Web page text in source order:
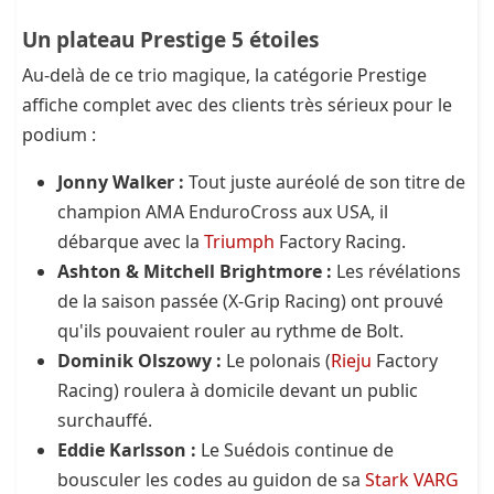
Un plateau Prestige 5 étoiles
Au-delà de ce trio magique, la catégorie Prestige
affiche complet avec des clients très sérieux pour le
podium :
Jonny Walker : Tout juste auréolé de son titre de
champion AMA EnduroCross aux USA, il
débarque avec la Triumph Factory Racing.
Ashton & Mitchell Brightmore : Les révélations
de la saison passée (X-Grip Racing) ont prouvé
qu'ils pouvaient rouler au rythme de Bolt.
Dominik Olszowy : Le polonais (Rieju Factory
Racing) roulera à domicile devant un public
surchauffé.
Eddie Karlsson : Le Suédois continue de
bousculer les codes au guidon de sa Stark VARG